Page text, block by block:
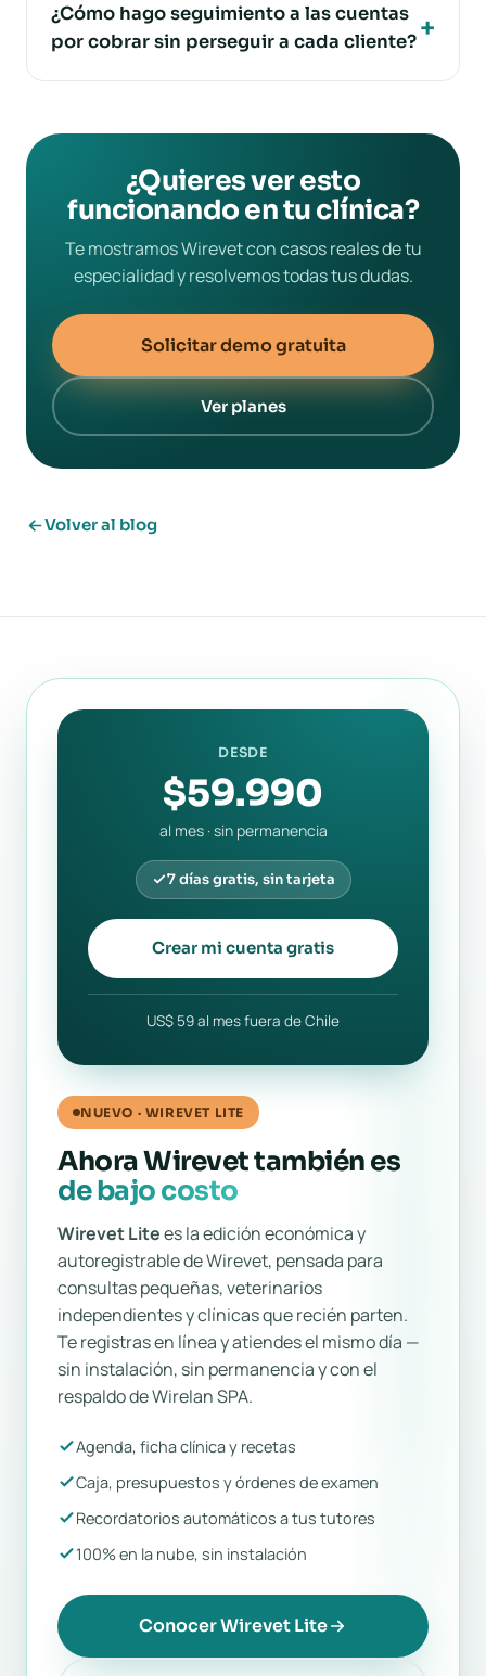
¿Cómo hago seguimiento a las cuentas
por cobrar sin perseguir a cada cliente?
¿Quieres ver esto
funcionando en tu clínica?
Te mostramos Wirevet con casos reales de tu
especialidad y resolvemos todas tus dudas.
Solicitar demo gratuita
Ver planes
Volver al blog
NUEVO · WIREVET LITE
Ahora Wirevet también es
de bajo costo
Wirevet Litees la edición económica y
autoregistrable de Wirevet, pensada para
consultas pequeñas, veterinarios
independientes y clínicas que recién parten.
Te registras en línea y atiendes el mismo día —
sin instalación, sin permanencia y con el
respaldo de Wirelan SPA.
Agenda, ficha clínica y recetas
Caja, presupuestos y órdenes de examen
Recordatorios automáticos a tus tutores
100% en la nube, sin instalación
Conocer Wirevet Lite
DESDE
$59.990
al mes · sin permanencia
7 días gratis, sin tarjeta
Crear mi cuenta gratis
US$ 59 al mes fuera de Chile